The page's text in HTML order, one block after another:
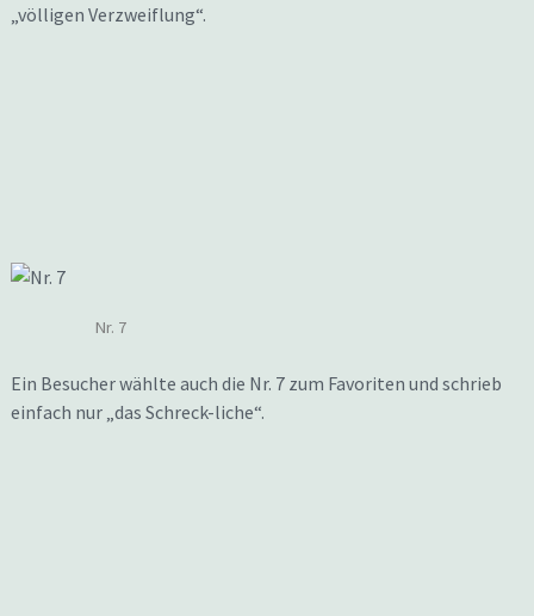
„völligen Verzweiflung“.
Nr. 7
Ein Besucher wählte auch die Nr. 7 zum Favoriten und schrieb
einfach nur „das Schreck-liche“.